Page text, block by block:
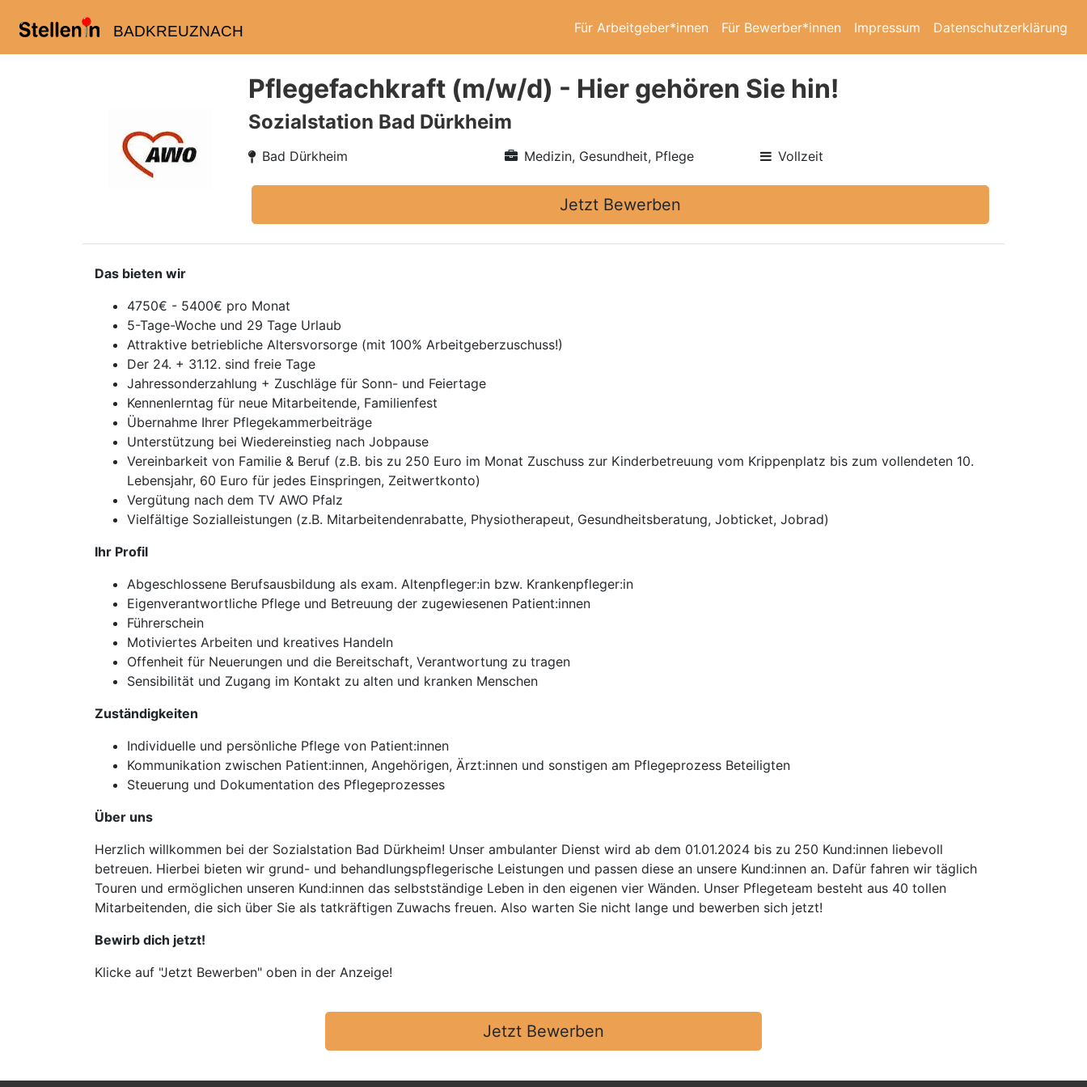
BADKREUZNACH Für Arbeitgeber*innen Für Bewerber*innen Impressum Datenschutzerklärung
Pflegefachkraft (m/w/d) - Hier gehören Sie hin!
Sozialstation Bad Dürkheim
Bad Dürkheim Medizin, Gesundheit, Pflege Vollzeit
Jetzt Bewerben
Das bieten wir
4750€ - 5400€ pro Monat
5-Tage-Woche und 29 Tage Urlaub
Attraktive betriebliche Altersvorsorge (mit 100% Arbeitgeberzuschuss!)
Der 24. + 31.12. sind freie Tage
Jahressonderzahlung + Zuschläge für Sonn- und Feiertage
Kennenlerntag für neue Mitarbeitende, Familienfest
Übernahme Ihrer Pflegekammerbeiträge
Unterstützung bei Wiedereinstieg nach Jobpause
Vereinbarkeit von Familie & Beruf (z.B. bis zu 250 Euro im Monat Zuschuss zur Kinderbetreuung vom Krippenplatz bis zum vollendeten 10.
Lebensjahr, 60 Euro für jedes Einspringen, Zeitwertkonto)
Vergütung nach dem TV AWO Pfalz
Vielfältige Sozialleistungen (z.B. Mitarbeitendenrabatte, Physiotherapeut, Gesundheitsberatung, Jobticket, Jobrad)
Ihr Profil
Abgeschlossene Berufsausbildung als exam. Altenpfleger:in bzw. Krankenpfleger:in
Eigenverantwortliche Pflege und Betreuung der zugewiesenen Patient:innen
Führerschein
Motiviertes Arbeiten und kreatives Handeln
Offenheit für Neuerungen und die Bereitschaft, Verantwortung zu tragen
Sensibilität und Zugang im Kontakt zu alten und kranken Menschen
Zuständigkeiten
Individuelle und persönliche Pflege von Patient:innen
Kommunikation zwischen Patient:innen, Angehörigen, Ärzt:innen und sonstigen am Pflegeprozess Beteiligten
Steuerung und Dokumentation des Pflegeprozesses
Über uns
Herzlich willkommen bei der Sozialstation Bad Dürkheim! Unser ambulanter Dienst wird ab dem 01.01.2024 bis zu 250 Kund:innen liebevoll
betreuen. Hierbei bieten wir grund- und behandlungspflegerische Leistungen und passen diese an unsere Kund:innen an. Dafür fahren wir täglich
Touren und ermöglichen unseren Kund:innen das selbstständige Leben in den eigenen vier Wänden. Unser Pflegeteam besteht aus 40 tollen
Mitarbeitenden, die sich über Sie als tatkräftigen Zuwachs freuen. Also warten Sie nicht lange und bewerben sich jetzt!
Bewirb dich jetzt!
Klicke auf "Jetzt Bewerben" oben in der Anzeige!
Jetzt Bewerben